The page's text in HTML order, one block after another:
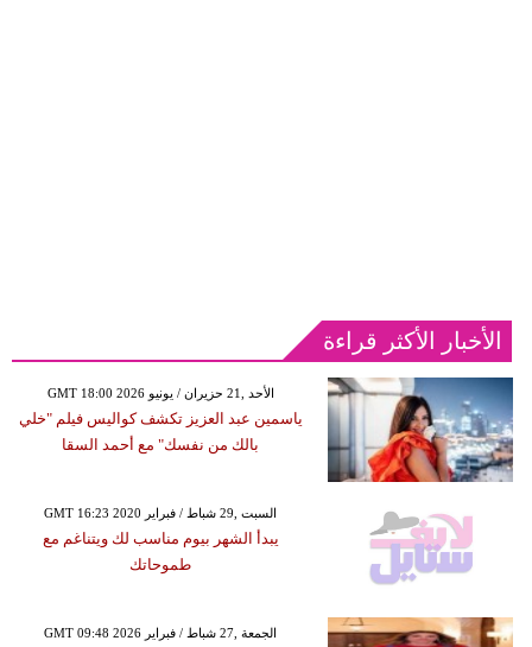
الأخبار الأكثر قراءة
GMT 18:00 2026 الأحد ,21 حزيران / يونيو
ياسمين عبد العزيز تكشف كواليس فيلم "خلي
بالك من نفسك" مع أحمد السقا
GMT 16:23 2020 السبت ,29 شباط / فبراير
يبدأ الشهر بيوم مناسب لك ويتناغم مع
طموحاتك
GMT 09:48 2026 الجمعة ,27 شباط / فبراير